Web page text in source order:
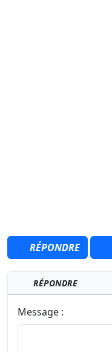
RÉPONDRE
RÉPONDRE
Message :